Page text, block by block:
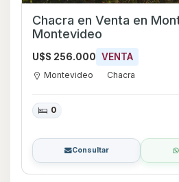
Chacra en Venta en Montevideo,
Montevideo
U$S 256.000 VENTA
Montevideo Chacra
0
Consultar